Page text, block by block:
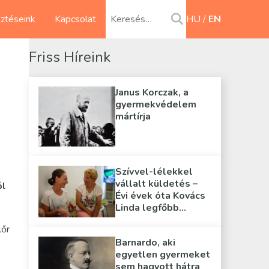
Kapcsolat HU EN
Friss Híreink
Janus Korczak, a
gyermekvédelem
mártírja
Szívvel-lélekkel
vállalt küldetés –
Évi évek óta Kovács
Linda legfőbb
Barnardo, aki
egyetlen gyermeket
sem hagyott hátra